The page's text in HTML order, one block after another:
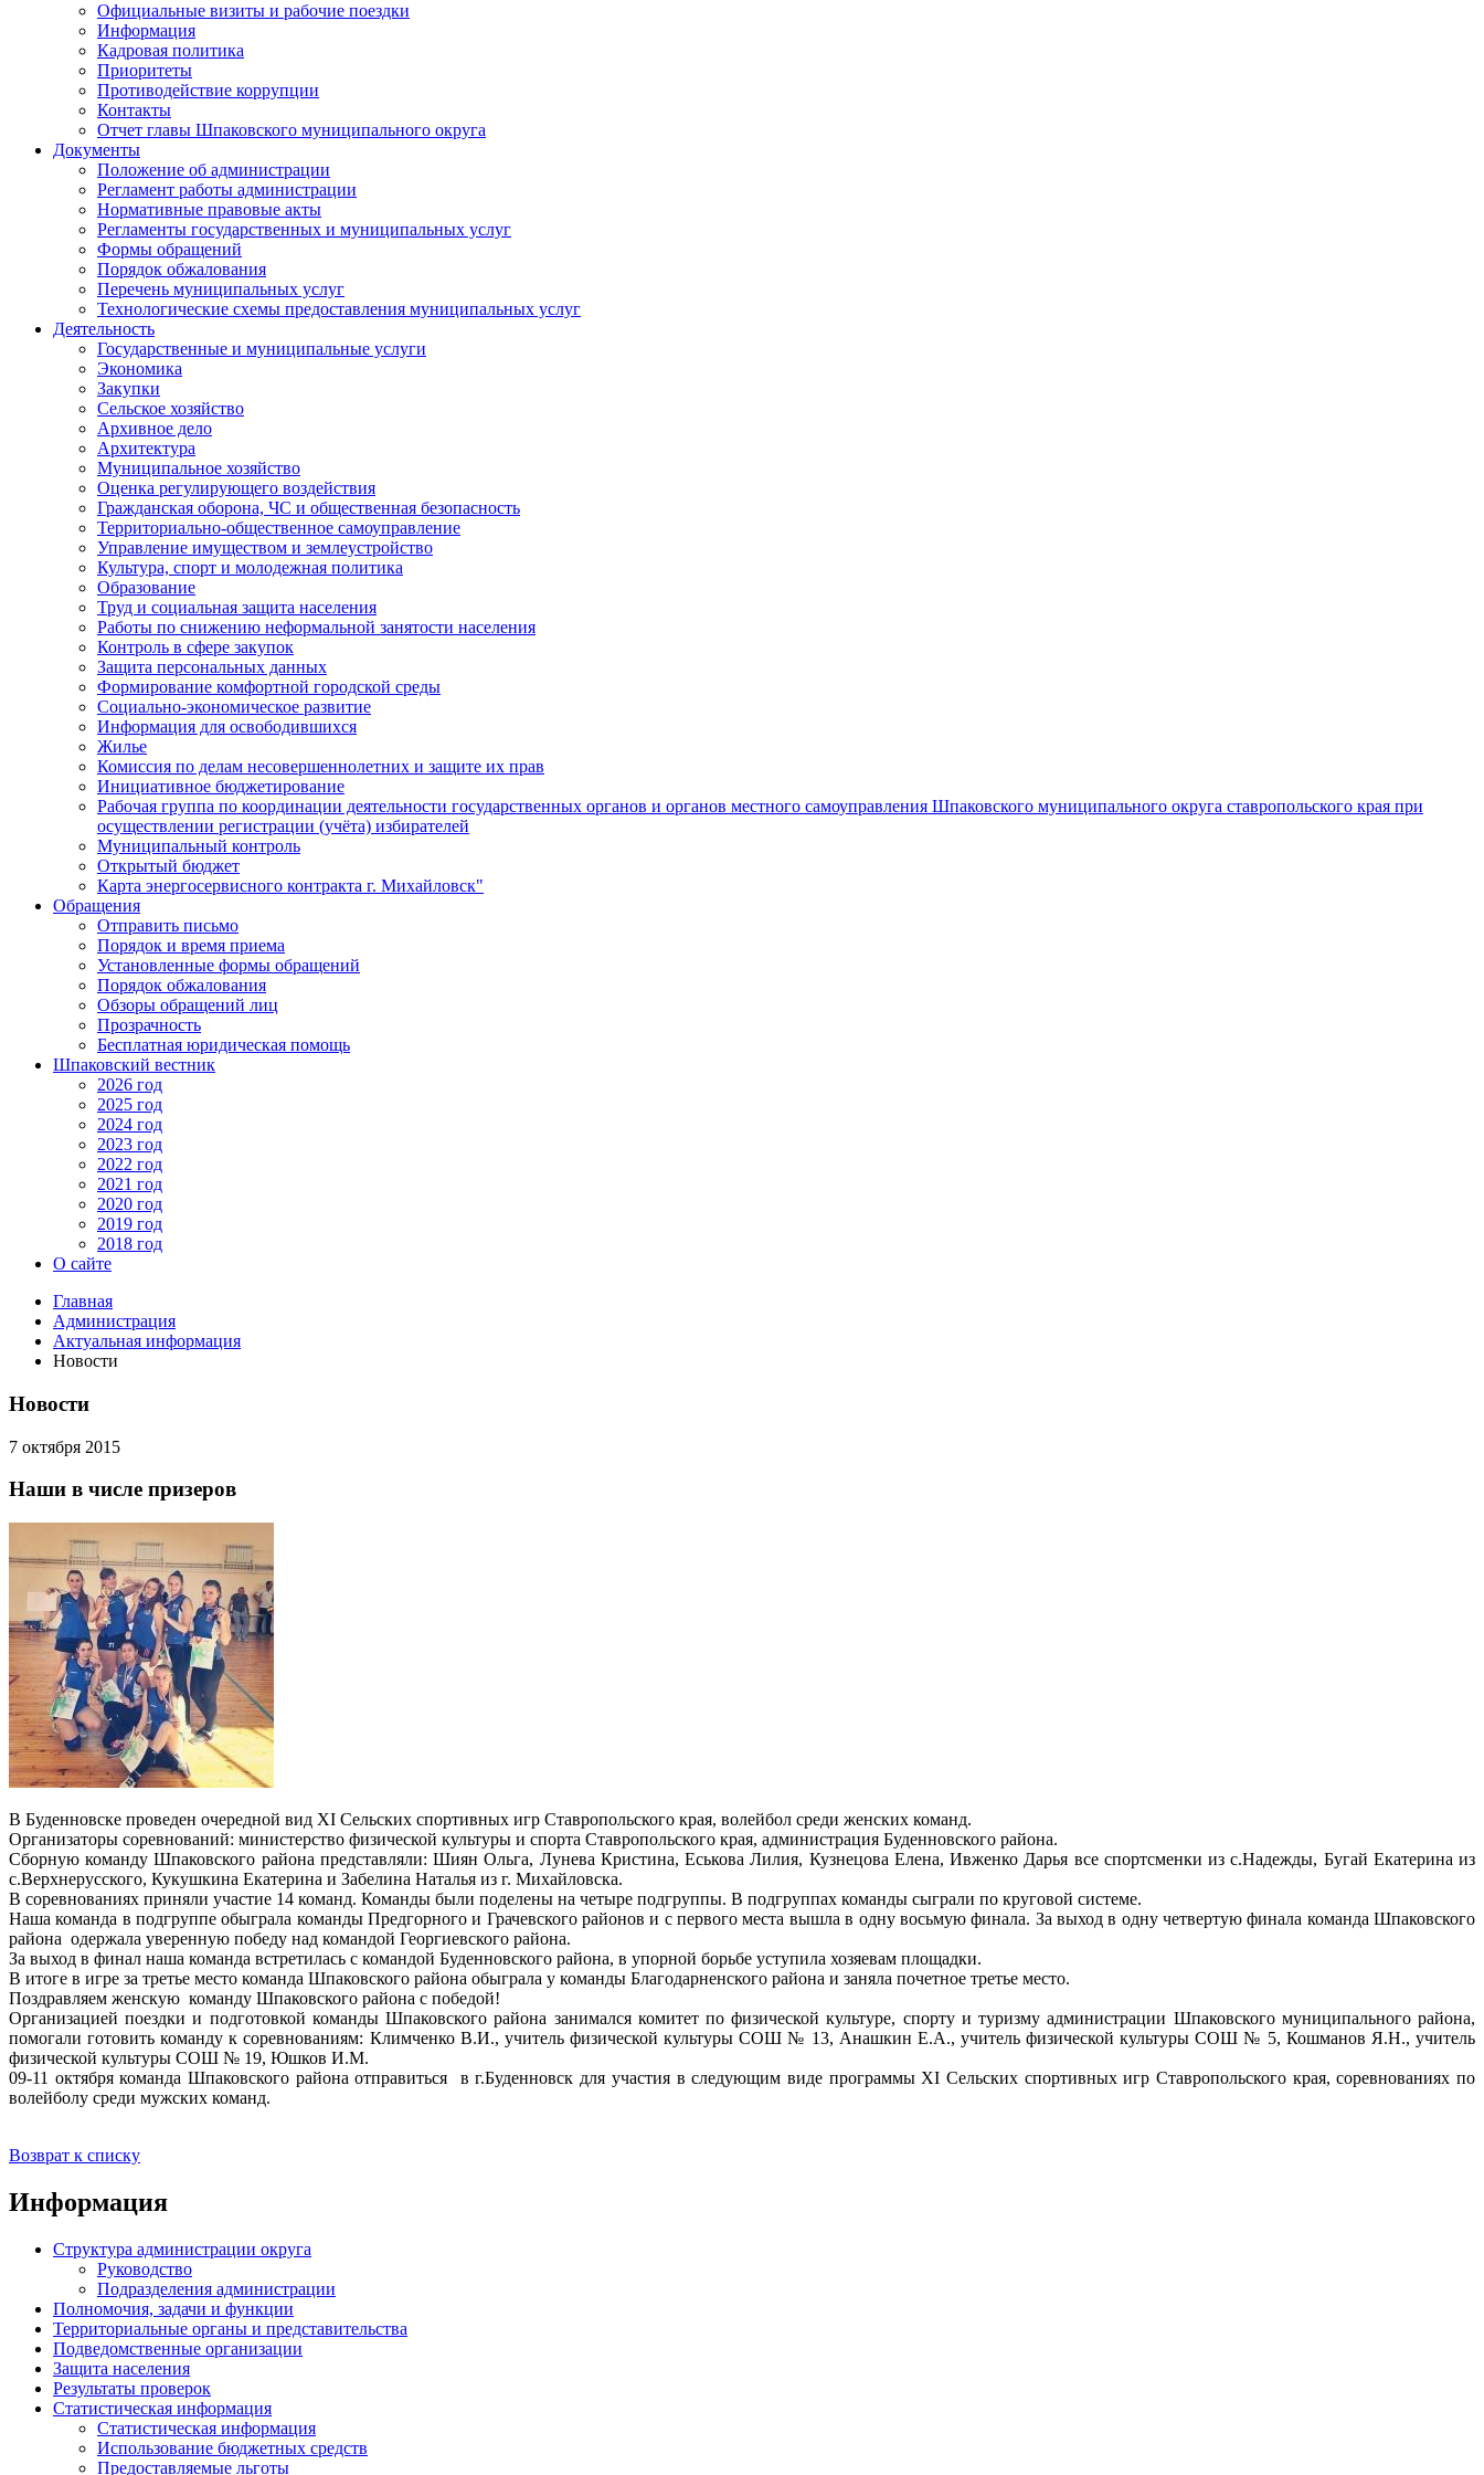
Официальные визиты и рабочие поездки
Информация
Кадровая политика
Приоритеты
Противодействие коррупции
Контакты
Отчет главы Шпаковского муниципального округа
Документы
Положение об администрации
Регламент работы администрации
Нормативные правовые акты
Регламенты государственных и муниципальных услуг
Формы обращений
Порядок обжалования
Перечень муниципальных услуг
Технологические схемы предоставления муниципальных услуг
Деятельность
Государственные и муниципальные услуги
Экономика
Закупки
Сельское хозяйство
Архивное дело
Архитектура
Муниципальное хозяйство
Оценка регулирующего воздействия
Гражданская оборона, ЧС и общественная безопасность
Территориально-общественное самоуправление
Управление имуществом и землеустройство
Культура, спорт и молодежная политика
Образование
Труд и социальная защита населения
Работы по снижению неформальной занятости населения
Контроль в сфере закупок
Защита персональных данных
Формирование комфортной городской среды
Социально-экономическое развитие
Информация для освободившихся
Жилье
Комиссия по делам несовершеннолетних и защите их прав
Инициативное бюджетирование
Рабочая группа по координации деятельности государственных органов и органов местного самоуправления Шпаковского муниципального округа ставропольского края при
осуществлении регистрации (учёта) избирателей
Муниципальный контроль
Открытый бюджет
Карта энергосервисного контракта г. Михайловск"
Обращения
Отправить письмо
Порядок и время приема
Установленные формы обращений
Порядок обжалования
Обзоры обращений лиц
Прозрачность
Бесплатная юридическая помощь
Шпаковский вестник
2026 год
2025 год
2024 год
2023 год
2022 год
2021 год
2020 год
2019 год
2018 год
О сайте
Главная
Администрация
Актуальная информация
Новости
Новости
7 октября 2015
Наши в числе призеров
В Буденновске проведен очередной вид XI Сельских спортивных игр Ставропольского края, волейбол среди женских команд.
Организаторы соревнований: министерство физической культуры и спорта Ставропольского края, администрация Буденновского района.
Сборную команду Шпаковского района представляли: Шиян Ольга, Лунева Кристина, Еськова Лилия, Кузнецова Елена, Ивженко Дарья все спортсменки из с.Надежды, Бугай Екатерина из
с.Верхнерусского, Кукушкина Екатерина и Забелина Наталья из г. Михайловска.
В соревнованиях приняли участие 14 команд. Команды были поделены на четыре подгруппы. В подгруппах команды сыграли по круговой системе.
Наша команда в подгруппе обыграла команды Предгорного и Грачевского районов и с первого места вышла в одну восьмую финала. За выход в одну четвертую финала команда Шпаковского
района одержала уверенную победу над командой Георгиевского района.
За выход в финал наша команда встретилась с командой Буденновского района, в упорной борьбе уступила хозяевам площадки.
В итоге в игре за третье место команда Шпаковского района обыграла у команды Благодарненского района и заняла почетное третье место.
Поздравляем женскую команду Шпаковского района с победой!
Организацией поездки и подготовкой команды Шпаковского района занимался комитет по физической культуре, спорту и туризму администрации Шпаковского муниципального района,
помогали готовить команду к соревнованиям: Климченко В.И., учитель физической культуры СОШ № 13, Анашкин Е.А., учитель физической культуры СОШ № 5, Кошманов Я.Н., учитель
физической культуры СОШ № 19, Юшков И.М.
09-11 октября команда Шпаковского района отправиться в г.Буденновск для участия в следующим виде программы XI Сельских спортивных игр Ставропольского края, соревнованиях по
волейболу среди мужских команд.
Возврат к списку
Информация
Структура администрации округа
Руководство
Подразделения администрации
Полномочия, задачи и функции
Территориальные органы и представительства
Подведомственные организации
Защита населения
Результаты проверок
Статистическая информация
Статистическая информация
Использование бюджетных средств
Предоставляемые льготы